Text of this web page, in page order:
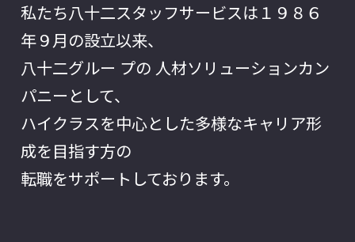
私たち八十二スタッフサービスは１９８６
年９月の設立以来、
八十二グルー プの 人材ソリューションカン
パニーとして、
ハイクラスを中心とした多様なキャリア形
成を目指す方の
転職をサポートしております。